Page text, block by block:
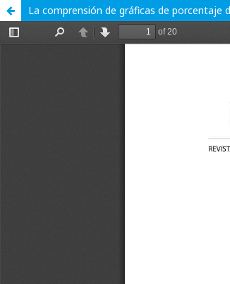
La comprensión de gráficas de porcentaje